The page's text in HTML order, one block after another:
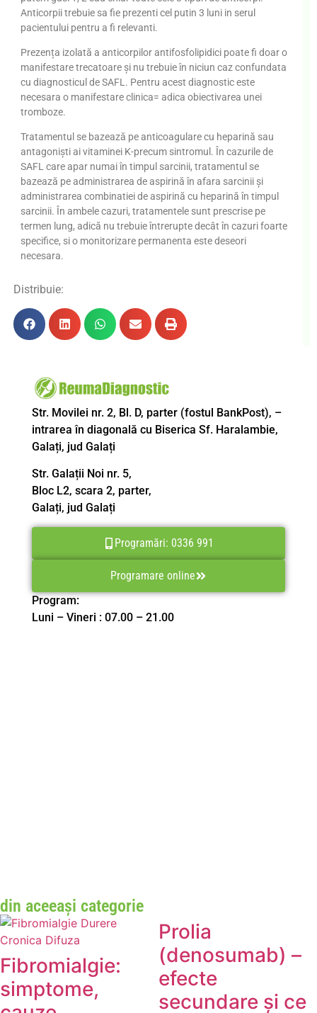
Anticorpii trebuie sa fie prezenti cel putin 3 luni in serul
pacientului pentru a fi relevanti.
Prezența izolată a anticorpilor antifosfolipidici poate fi doar o
manifestare trecatoare și nu trebuie în niciun caz confundata
cu diagnosticul de SAFL. Pentru acest diagnostic este
necesara o manifestare clinica= adica obiectivarea unei
tromboze.
Tratamentul se bazează pe anticoagulare cu heparină sau
antagonişti ai vitaminei K-precum sintromul. În cazurile de
SAFL care apar numai în timpul sarcinii, tratamentul se
bazează pe administrarea de aspirină în afara sarcinii și
administrarea combinatiei de aspirină cu heparină în timpul
sarcinii. În ambele cazuri, tratamentele sunt prescrise pe
termen lung, adică nu trebuie întrerupte decât în ​​cazuri foarte
specifice, si o monitorizare permanenta este deseori
necesara.
Distribuie:
Str. Movilei nr. 2, Bl. D, parter (fostul BankPost), –
intrarea în diagonală cu Biserica Sf. Haralambie,
Galați, jud Galați
Str. Galații Noi nr. 5,
Bloc L2, scara 2, parter,
Galați, jud Galați
Programări: 0336 991
Programare online
Program:
Luni – Vineri : 07.00 – 21.00
din aceeași categorie
Fibromialgie:
simptome,
Prolia
(denosumab) –
efecte
secundare și ce